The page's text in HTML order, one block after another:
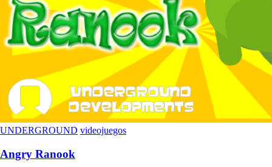
UNDERGROUND videojuegos
Angry Ranook